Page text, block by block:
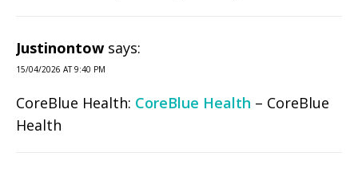
Justinontow says:
15/04/2026 AT 9:40 PM
CoreBlue Health: CoreBlue Health – CoreBlue
Health